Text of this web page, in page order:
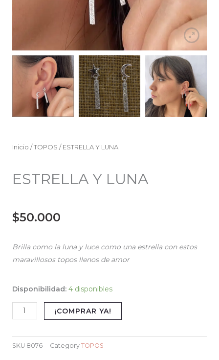
Inicio / TOPOS / ESTRELLA Y LUNA
ESTRELLA Y LUNA
$50.000
Brilla como la luna y luce como una estrella con estos
maravillosos topos llenos de amor
Disponibilidad: 4 disponibles
ESTRELLA
Y
LUNA
¡COMPRAR YA!
SKU 8076 Category TOPOS